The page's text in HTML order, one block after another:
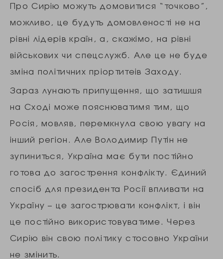
Про Сирію можуть домовитися “точково”,
можливо, це будуть домовленості не на
рівні лідерів країн, а, скажімо, на рівні
військових чи спецслужб. Але це не буде
зміна політичних пріортитеів Заходу.
Зараз лунають припущення, що затишшя
на Сході може пояснюватимя тим, що
Росія, мовляв, перемкнула свою увагу на
інший регіон. Але Володимир Путін не
зупиниться, Україна має бути постійно
готова до загострення конфлікту. Єдиний
спосіб для президента Росії впливати на
Україну – це загострювати конфлікт, і він
це постійно використовуватиме. Через
Сирію він свою політику стосовно України
не змінить.